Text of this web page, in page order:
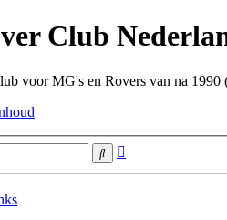
Club
voor MG's en Rovers van na 1990
Zoek